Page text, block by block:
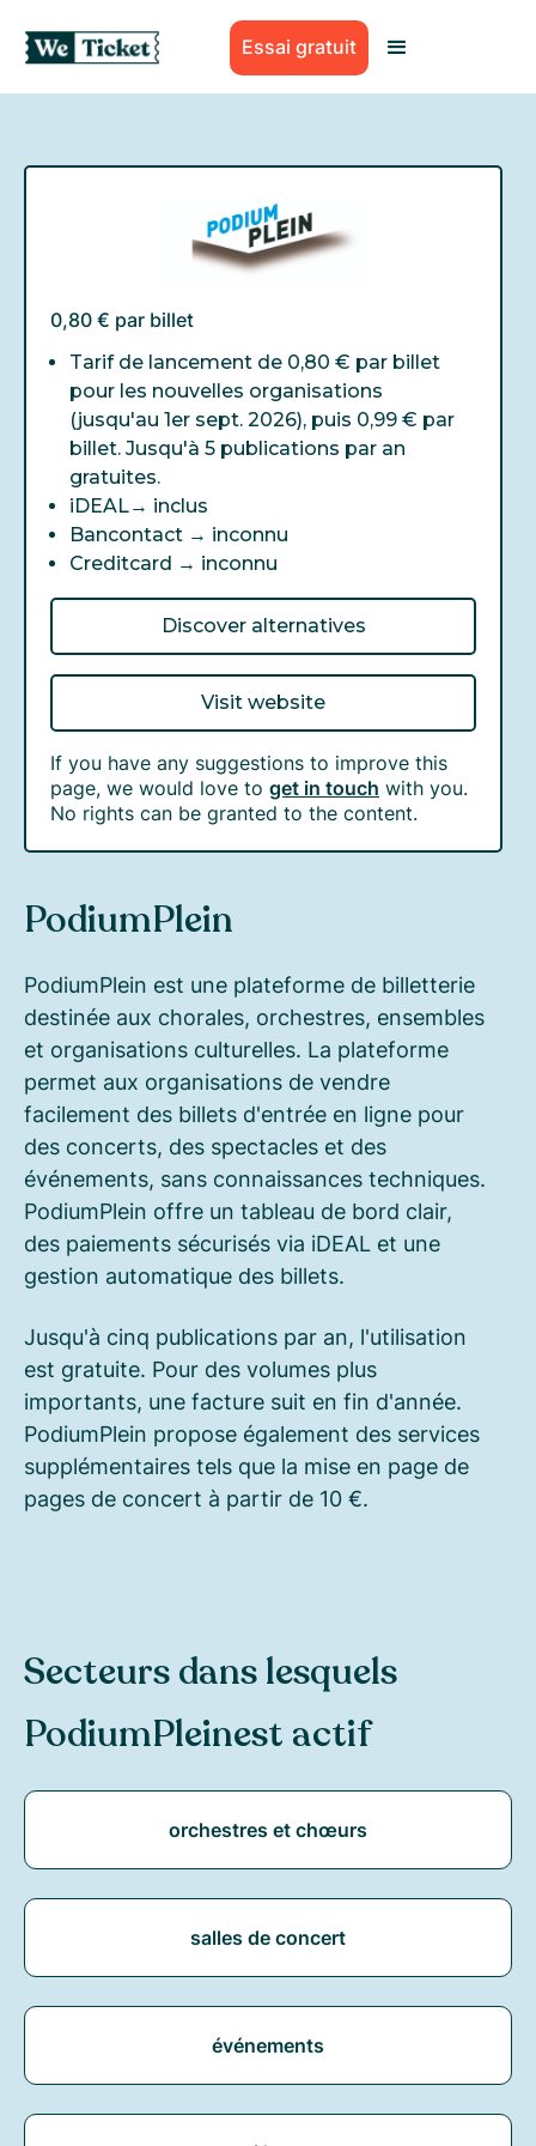
Essai gratuit
PodiumPlein
PodiumPlein est une plateforme de billetterie
destinée aux chorales, orchestres, ensembles
et organisations culturelles. La plateforme
permet aux organisations de vendre
facilement des billets d'entrée en ligne pour
des concerts, des spectacles et des
événements, sans connaissances techniques.
PodiumPlein offre un tableau de bord clair,
des paiements sécurisés via iDEAL et une
gestion automatique des billets.
Jusqu'à cinq publications par an, l'utilisation
est gratuite. Pour des volumes plus
importants, une facture suit en fin d'année.
PodiumPlein propose également des services
supplémentaires tels que la mise en page de
pages de concert à partir de 10 €.
0,80 € par billet
Tarif de lancement de 0,80 € par billet
pour les nouvelles organisations
(jusqu'au 1er sept. 2026), puis 0,99 € par
billet. Jusqu'à 5 publications par an
gratuites.
iDEAL→ inclus
Bancontact → inconnu
Creditcard → inconnu
Discover alternatives
Visit website
If you have any suggestions to improve this
page, we would love to get in touch with you.
No rights can be granted to the content.
Secteurs dans lesquels
PodiumPleinest actif
orchestres et chœurs
salles de concert
événements